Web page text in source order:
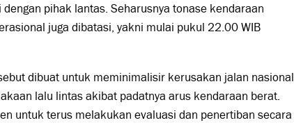
pihak lantas. Seharusnya tonase kendaraan
juga dibatasi, yakni mulai pukul 22.00 WIB
dibuat untuk meminimalisir kerusakan jalan nasional
lalu lintas akibat padatnya arus kendaraan berat.
untuk terus melakukan evaluasi dan penertiban secara